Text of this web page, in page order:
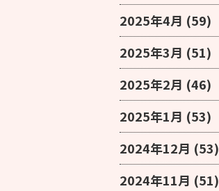
2025年4月 (59)
2025年3月 (51)
2025年2月 (46)
2025年1月 (53)
2024年12月 (53)
2024年11月 (51)